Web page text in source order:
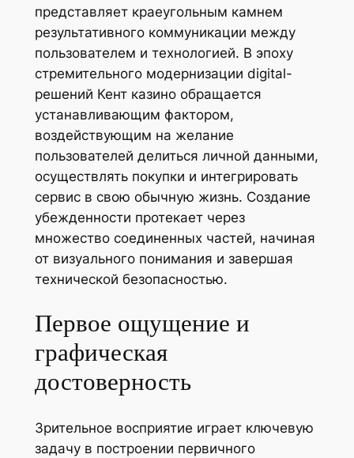
представляет краеугольным камнем
результативного коммуникации между
пользователем и технологией. В эпоху
стремительного модернизации digital-
решений Кент казино обращается
устанавливающим фактором,
воздействующим на желание
пользователей делиться личной данными,
осуществлять покупки и интегрировать
сервис в свою обычную жизнь. Создание
убежденности протекает через
множество соединенных частей, начиная
от визуального понимания и завершая
технической безопасностью.
Первое ощущение и
графическая
достоверность
Зрительное восприятие играет ключевую
задачу в построении первичного